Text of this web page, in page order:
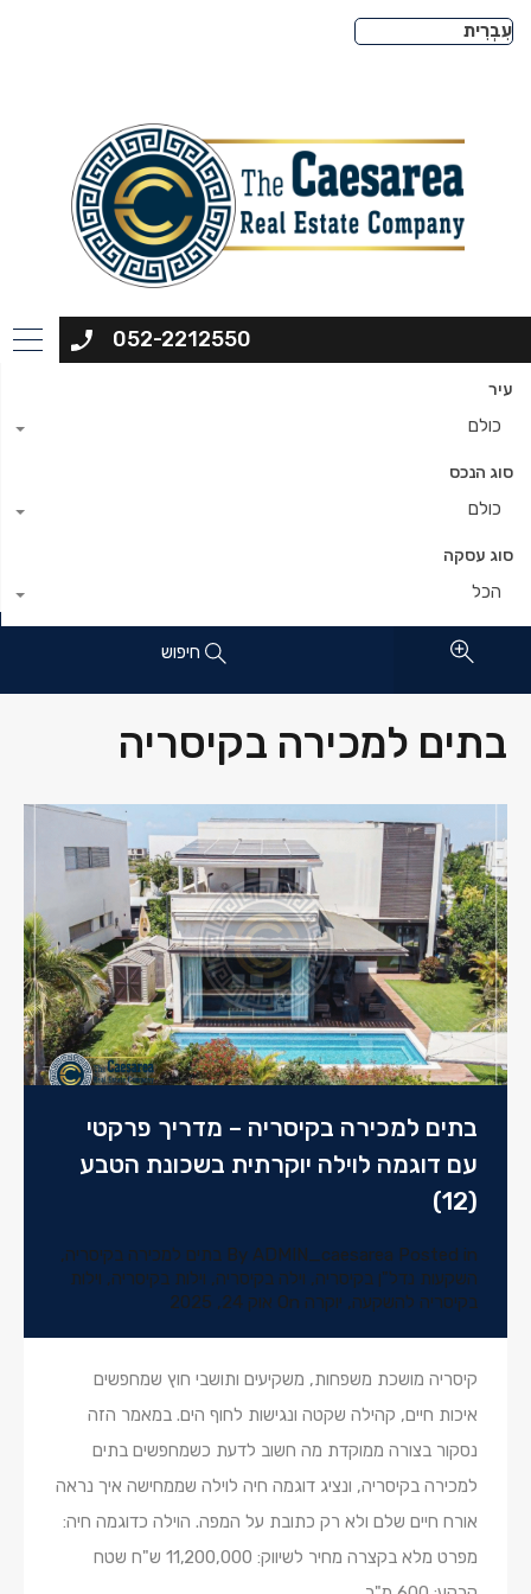
052-2212550
עיר
כולם
סוג הנכס
כולם
סוג עסקה
הכל
חיפוש
בתים למכירה בקיסריה
בתים למכירה בקיסריה – מדריך פרקטי
עם דוגמה לוילה יוקרתית בשכונת הטבע
(12)
By ADMIN_caesarea Posted in בתים למכירה בקיסריה,
השקעות נדל"ן בקיסריה, וילה בקיסריה, וילות בקיסריה, וילות
בקיסריה להשקעה, יוקרה אוק 24, 2025
קיסריה מושכת משפחות, משקיעים ותושבי חוץ שמחפשים
איכות חיים, קהילה שקטה ונגישות לחוף הים. במאמר הזה
נסקור בצורה ממוקדת מה חשוב לדעת כשמחפשים בתים
למכירה בקיסריה, ונציג דוגמה חיה לוילה שממחישה איך נראה
אורח חיים שלם ולא רק כתובת על המפה. הוילה כדוגמה חיה:
מפרט מלא בקצרה מחיר לשיווק: 11,200,000 ש"ח שטח